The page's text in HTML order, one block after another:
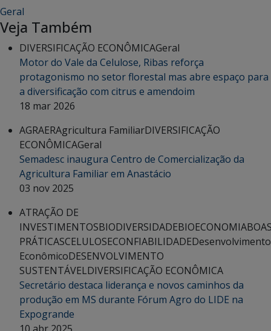
Geral
Veja Também
DIVERSIFICAÇÃO ECONÔMICAGeral
Motor do Vale da Celulose, Ribas reforça
protagonismo no setor florestal mas abre espaço para
a diversificação com citrus e amendoim
18 mar 2026
AGRAERAgricultura FamiliarDIVERSIFICAÇÃO
ECONÔMICAGeral
Semadesc inaugura Centro de Comercialização da
Agricultura Familiar em Anastácio
03 nov 2025
ATRAÇÃO DE
INVESTIMENTOSBIODIVERSIDADEBIOECONOMIA
PRÁTICASCELULOSECONFIABILIDADEDesenvolvimento
EconômicoDESENVOLVIMENTO
SUSTENTÁVELDIVERSIFICAÇÃO ECONÔMICA
Secretário destaca liderança e novos caminhos da
produção em MS durante Fórum Agro do LIDE na
Expogrande